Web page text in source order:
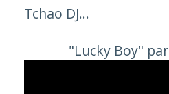
Tchao DJ...
"Lucky Boy" par